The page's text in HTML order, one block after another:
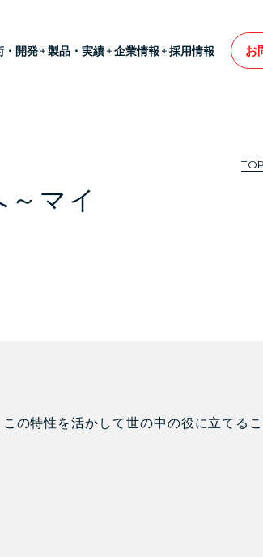
・開発 製品・実績 企業情報 採用情報 お
マイ
TOP
の特性を活かして世の中の役に立てる